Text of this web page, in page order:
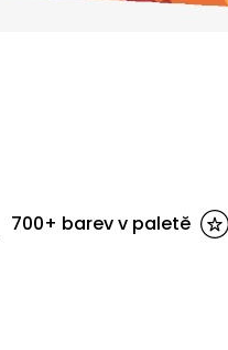
700+ barev v paletě